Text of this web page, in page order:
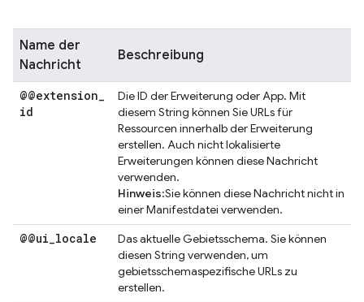
Name der
Nachricht
Beschreibung
@@extension
id
Die ID der Erweiterung oder App. Mit
diesem String können Sie URLs für
Ressourcen innerhalb der Erweiterung
erstellen. Auch nicht lokalisierte
Erweiterungen können diese Nachricht
verwenden.
Hinweis:Sie können diese Nachricht nicht in
einer Manifestdatei verwenden.
@@ui locale
Das aktuelle Gebietsschema. Sie können
diesen String verwenden, um
gebietsschemaspezifische URLs zu
erstellen.